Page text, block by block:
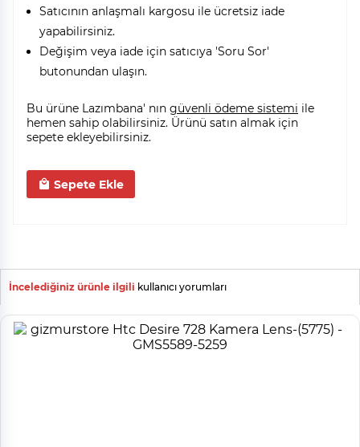
Satıcının anlaşmalı kargosu ile ücretsiz iade
yapabilirsiniz.
Değişim veya iade için satıcıya 'Soru Sor'
butonundan ulaşın.
Bu ürüne Lazımbana' nın güvenli ödeme sistemi ile
hemen sahip olabilirsiniz. Ürünü satın almak için
sepete ekleyebilirsiniz.
Sepete Ekle
İncelediğiniz ürünle ilgili kullanıcı yorumları